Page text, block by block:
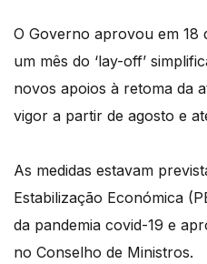
O Governo aprovou em
um mês do ‘lay-off’
novos apoios à retoma da
vigor a partir de agosto e
As medidas estavam
Estabilização Económica
da pandemia covid-19 e
no Conselho de Ministros.